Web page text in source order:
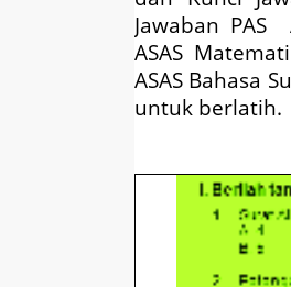
Jawaban PAS
ASAS
ASAS Bahasa
untuk berlatih.